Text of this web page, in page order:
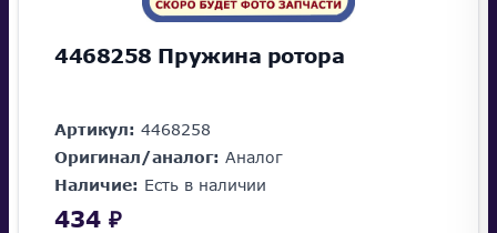
4468258 Пружина ротора
Артикул: 4468258
Оригинал/аналог: Аналог
Наличие: Есть в наличии
434 ₽